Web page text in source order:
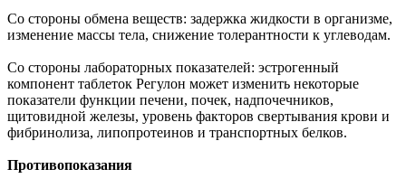
Со стороны обмена веществ: задержка жидкости в организме,
изменение массы тела, снижение толерантности к углеводам.
Со стороны лабораторных показателей: эстрогенный
компонент таблеток Регулон может изменить некоторые
показатели функции печени, почек, надпочечников,
щитовидной железы, уровень факторов свертывания крови и
фибринолиза, липопротеинов и транспортных белков.
Противопоказания